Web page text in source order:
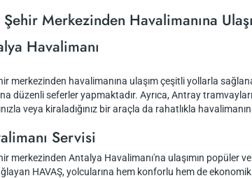
Merkezinden Havalimanına
Havalimanı
merkezinden havalimanına ulaşım çeşitli yollarla
düzenli seferler yapmaktadır. Ayrıca, Antray
veya kiraladığınız bir araçla da rahatlıkla
Servisi
merkezinden Antalya Havalimanı'na ulaşımın popüler
HAVAŞ, yolcularına hem konforlu hem de